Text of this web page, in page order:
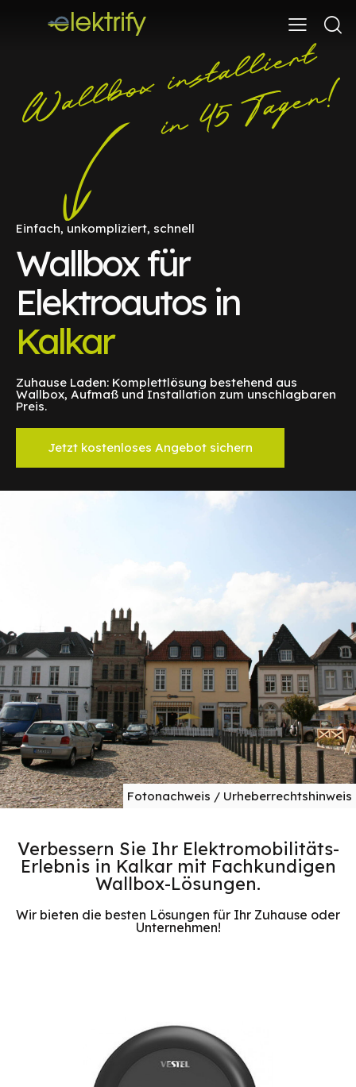
Einfach, unkompliziert, schnell
Wallbox für
Elektroautos in
Kalkar
Zuhause Laden: Komplettlösung bestehend aus
Wallbox, Aufmaß und Installation zum unschlagbaren
Preis.
Jetzt kostenloses Angebot sichern
Fotonachweis / Urheberrechtshinweis
Verbessern Sie Ihr Elektromobilitäts-
Erlebnis in Kalkar mit Fachkundigen
Wallbox-Lösungen.
Wir bieten die besten Lösungen für Ihr Zuhause oder
Unternehmen!